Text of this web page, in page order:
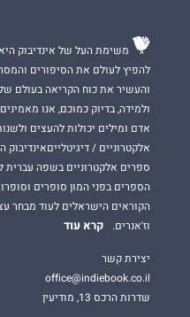
משימת העל של אינדיבוק
להפיץ לעולם את הסיפורים
והעשיר את כוח הקריאה בעולם
ולמידה, בדיוק כמוכם, אנו
אדם ומילים יכולות להעצים
אלקטרוניים /
ספרים אלקטרוניים בשפה
הספרים בפני המון סופרים
הקוראים הישראלים לעוד מבחר
וז'אנרים.
קרא עוד
יצירת קשר
office@indiebook.co.il
שדרות הרכס 13, מודיעין